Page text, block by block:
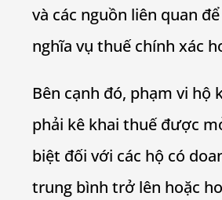
và các nguồn liên quan
nghĩa vụ thuế chính xác
Bên cạnh đó, phạm vi hộ
phải kê khai thuế được
biệt đối với các hộ có
trung bình trở lên hoặc